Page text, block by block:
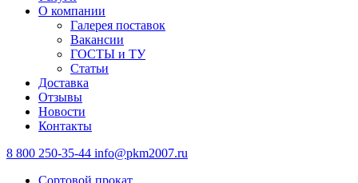
О компании
Галерея поставок
Вакансии
ГОСТЫ и ТУ
Статьи
Доставка
Отзывы
Новости
Контакты
8 800 250-35-44 info@pkm2007.ru